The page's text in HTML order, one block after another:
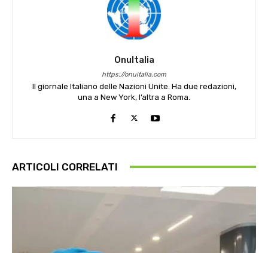
OnuItalia
https://onuitalia.com
Il giornale Italiano delle Nazioni Unite. Ha due redazioni,
una a New York, l’altra a Roma.
ARTICOLI CORRELATI